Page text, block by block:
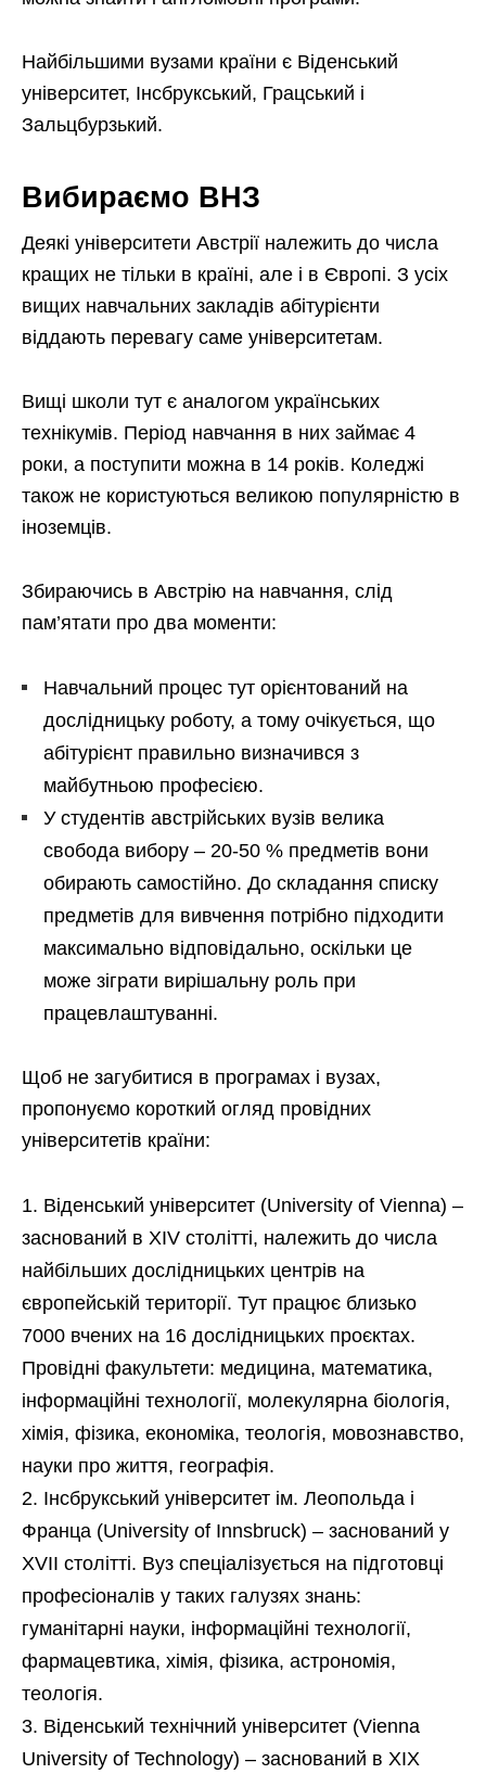
Найбільшими вузами країни є Віденський
університет, Інсбрукський, Грацський і
Зальцбурзький.
Вибираємо ВНЗ
Деякі університети Австрії належить до числа
кращих не тільки в країні, але і в Європі. З усіх
вищих навчальних закладів абітурієнти
віддають перевагу саме університетам.
Вищі школи тут є аналогом українських
технікумів. Період навчання в них займає 4
роки, а поступити можна в 14 років. Коледжі
також не користуються великою популярністю в
іноземців.
Збираючись в Австрію на навчання, слід
пам’ятати про два моменти:
Навчальний процес тут орієнтований на
дослідницьку роботу, а тому очікується, що
абітурієнт правильно визначився з
майбутньою професією.
У студентів австрійських вузів велика
свобода вибору – 20-50 % предметів вони
обирають самостійно. До складання списку
предметів для вивчення потрібно підходити
максимально відповідально, оскільки це
може зіграти вирішальну роль при
працевлаштуванні.
Щоб не загубитися в програмах і вузах,
пропонуємо короткий огляд провідних
університетів країни:
Віденський університет (University of Vienna) –
заснований в XIV столітті, належить до числа
найбільших дослідницьких центрів на
європейській території. Тут працює близько
7000 вчених на 16 дослідницьких проєктах.
Провідні факультети: медицина, математика,
інформаційні технології, молекулярна біологія,
хімія, фізика, економіка, теологія, мовознавство,
науки про життя, географія.
Інсбрукський університет ім. Леопольда і
Франца (University of Innsbruck) – заснований у
XVII столітті. Вуз спеціалізується на підготовці
професіоналів у таких галузях знань:
гуманітарні науки, інформаційні технології,
фармацевтика, хімія, фізика, астрономія,
теологія.
Віденський технічний університет (Vienna
University of Technology) – заснований в XIX